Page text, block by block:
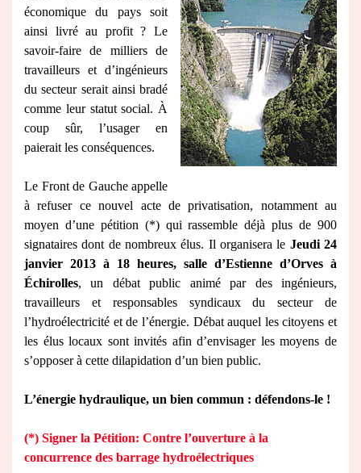
économique du pays soit
ainsi livré au profit ? Le
savoir-faire de milliers de
travailleurs et d’ingénieurs
du secteur serait ainsi bradé
comme leur statut social. À
coup sûr, l’usager en
paierait les conséquences.
Le Front de Gauche appelle
à refuser ce nouvel acte de privatisation, notamment au
moyen d’une pétition (*) qui rassemble déjà plus de 900
signataires dont de nombreux élus. Il organisera le Jeudi 24
janvier 2013 à 18 heures, salle d’Estienne d’Orves à
Échirolles, un débat public animé par des ingénieurs,
travailleurs et responsables syndicaux du secteur de
l’hydroélectricité et de l’énergie. Débat auquel les citoyens et
les élus locaux sont invités afin d’envisager les moyens de
s’opposer à cette dilapidation d’un bien public.
L’énergie hydraulique, un bien commun : défendons-le !
(*) Signer la Pétition: Contre l’ouverture à la
concurrence des barrage hydroélectriques